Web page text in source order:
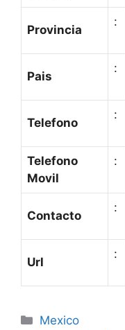
Provincia
:
Pais
:
Telefono
:
Telefono
Movil
:
Contacto
:
Url
:
Categories
Mexico